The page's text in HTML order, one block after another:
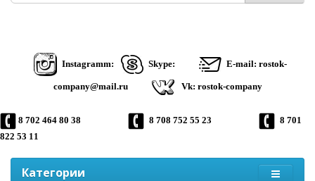
Instagramm: Skype: E-mail: rostok-
company@mail.ru Vk: rostok-company
8 702 464 80 38 8 708 752 55 23
8 701
822 53 11
Категории